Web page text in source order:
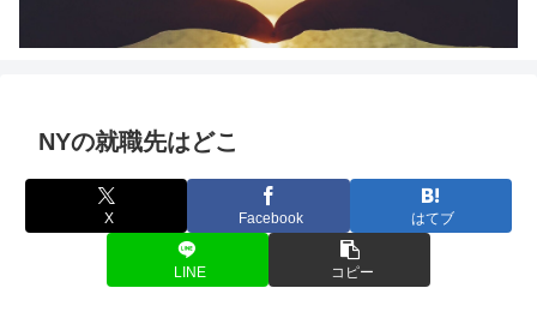
NYの就職先はどこ
X Facebook はてブ
LINE コピー